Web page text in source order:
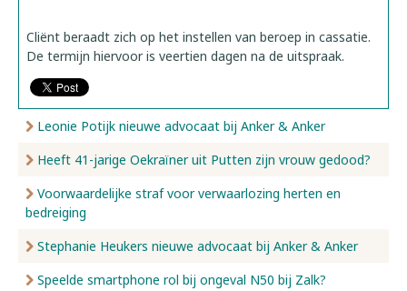
Cliënt beraadt zich op het instellen van beroep in cassatie.
De termijn hiervoor is veertien dagen na de uitspraak.
Leonie Potijk nieuwe advocaat bij Anker & Anker
Heeft 41-jarige Oekraïner uit Putten zijn vrouw gedood?
Voorwaardelijke straf voor verwaarlozing herten en
bedreiging
Stephanie Heukers nieuwe advocaat bij Anker & Anker
Speelde smartphone rol bij ongeval N50 bij Zalk?